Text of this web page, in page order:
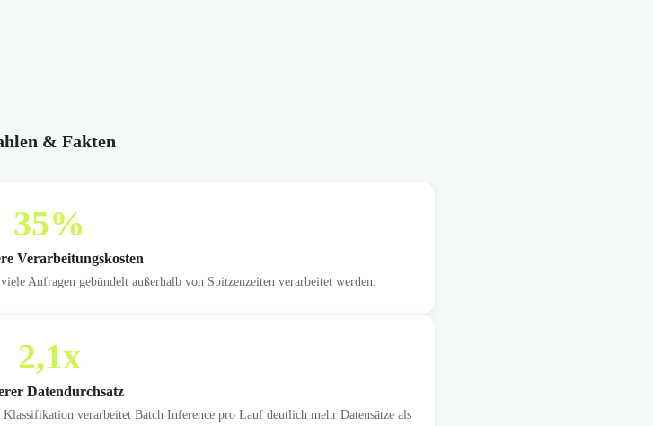
& Fakten
35%
Verarbeitungskosten
Anfragen gebündelt außerhalb von Spitzenzeiten verarbeitet werden.
2,1x
Datendurchsatz
verarbeitet Batch Inference pro Lauf deutlich mehr Datensätze als